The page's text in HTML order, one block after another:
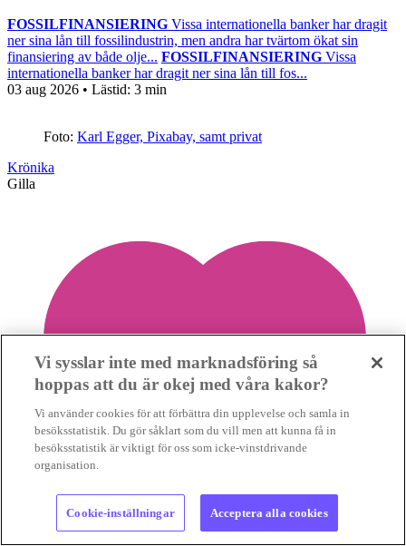
FOSSILFINANSIERING Vissa internationella banker har dragit
ner sina lån till fossilindustrin, men andra har tvärtom ökat sin
finansiering av både olje... FOSSILFINANSIERING Vissa
internationella banker har dragit ner sina lån till fos...
03 aug 2026 • Lästid: 3 min
Foto: Karl Egger, Pixabay, samt privat
Krönika
Gilla
Vi sysslar inte med marknadsföring så
hoppas att du är okej med våra kakor?
Vi använder cookies för att förbättra din upplevelse och samla in
besöksstatistik. Du gör såklart som du vill men att kunna få in
besöksstatistik är viktigt för oss som icke-vinstdrivande
organisation.
Cookie-inställningar Acceptera alla cookies